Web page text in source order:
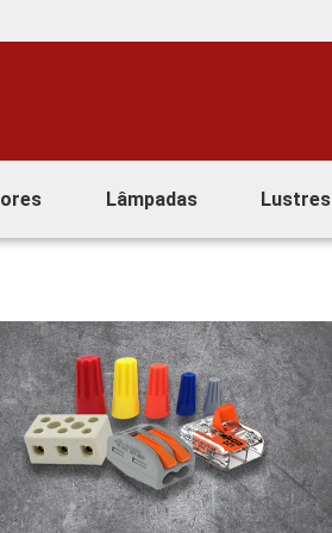
Lâmpadas Lustres